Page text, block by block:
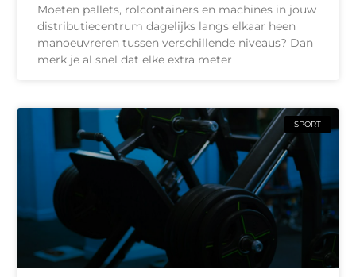
Moeten pallets, rolcontainers en machines in jouw
distributiecentrum dagelijks langs elkaar heen
manoeuvreren tussen verschillende niveaus? Dan
merk je al snel dat elke extra meter
SPORT